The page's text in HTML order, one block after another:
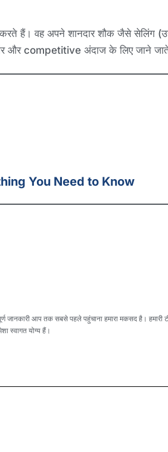
हैं। वह अपने शानदार शौक जैसे सेलिंग
और competitive अंदाज के लिए जाने
You Need to Know
आप तक सबसे पहले पहुंचाना हमारा मकसद है। हमारी
स्वागत योग्य हैं।